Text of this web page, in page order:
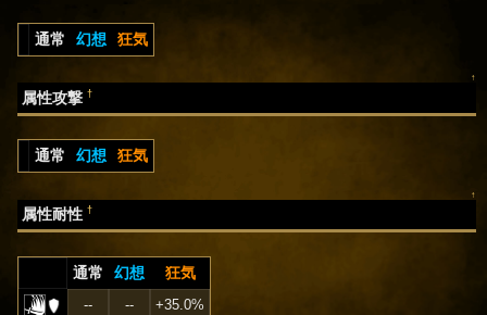
通常 幻想 狂気
↑
属性攻撃†
通常 幻想 狂気
↑
属性耐性†
通常 幻想 狂気
-- --
+35.0%